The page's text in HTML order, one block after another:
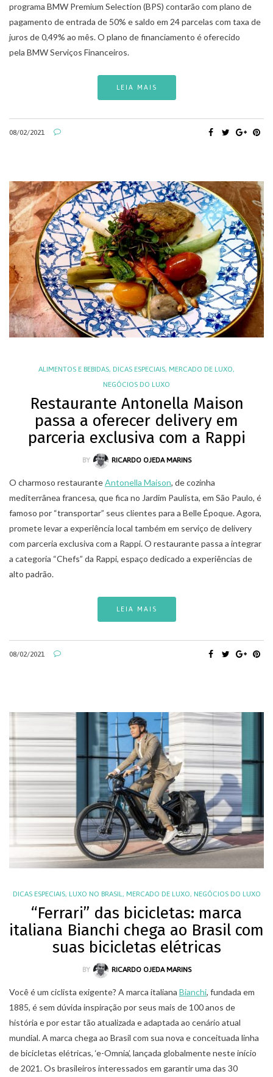
programa BMW Premium Selection (BPS) contarão com plano de
pagamento de entrada de 50% e saldo em 24 parcelas com taxa de
juros de 0,49% ao mês. O plano de financiamento é oferecido
pela BMW Serviços Financeiros.
LEIA MAIS
08/02/2021
ALIMENTOS E BEBIDAS, DICAS ESPECIAIS, MERCADO DE LUXO,
NEGÓCIOS DO LUXO
Restaurante Antonella Maison
passa a oferecer delivery em
parceria exclusiva com a Rappi
BY RICARDO OJEDA MARINS
O charmoso restauranteAntonella Maison, de cozinha
mediterrânea francesa, que fica no Jardim Paulista, em São Paulo, é
famoso por “transportar” seus clientes para a Belle Époque. Agora,
promete levar a experiência local também em serviço de delivery
com parceria exclusiva com a Rappi. O restaurante passa a integrar
a categoria “Chefs” da Rappi, espaço dedicado a experiências de
alto padrão.
LEIA MAIS
08/02/2021
DICAS ESPECIAIS, LUXO NO BRASIL, MERCADO DE LUXO, NEGÓCIOS DO LUXO
“Ferrari” das bicicletas: marca
italiana Bianchi chega ao Brasil com
suas bicicletas elétricas
BY RICARDO OJEDA MARINS
Você é um ciclista exigente? A marca italiana Bianchi, fundada em
1885, é sem dúvida inspiração por seus mais de 100 anos de
história e por estar tão atualizada e adaptada ao cenário atual
mundial. A marca chega ao Brasil com sua nova e conceituada linha
de bicicletas elétricas, ‘e-Omnia’, lançada globalmente neste início
de 2021. Os brasileiros interessados em garantir uma das 30